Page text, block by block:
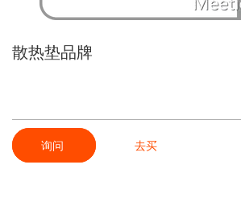
散热垫品牌
询问 去买